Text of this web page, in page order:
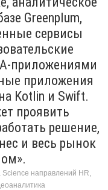
Greenplum,
сервисы
приложениями
приложения
Kotlin и Swift.
проявить
решение,
и весь рынок
Science направлений HR,